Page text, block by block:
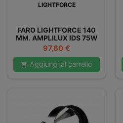
LIGHTFORCE
FARO LIGHTFORCE 140
MM. AMPLILUX IDS 75W
Prezzo
97,60 €
 Aggiungi al carrello